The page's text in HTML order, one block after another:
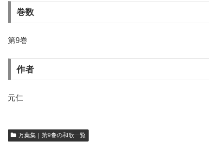
巻数
第9巻
作者
元仁
万葉集｜第9巻の和歌一覧